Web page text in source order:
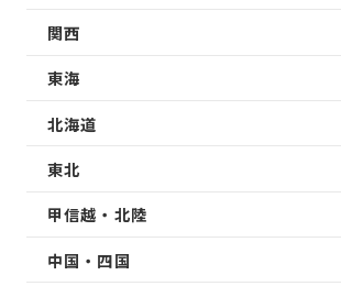
関西
東海
北海道
東北
甲信越・北陸
中国・四国